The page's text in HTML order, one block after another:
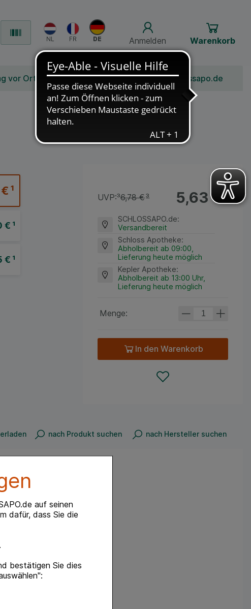
auf seinen
dafür, dass Sie die
.
bestätigen Sie dies
Anmelden Warenkorb
vor Ort Bonusprogramm Jobs Über Schlossapo.de
¹
€ ¹
€ ¹
5,63 €¹
UVP:³6,78 €³
SCHLOSSAPO.de:
Versandbereit
Schloss Apotheke:
Abholbereit ab 09:00,
Lieferung heute möglich
Kepler Apotheke:
Abholbereit ab 13:00 Uhr,
Lieferung heute möglich
Menge:
In den Warenkorb
nach Produkt suchen nach Hersteller suchen